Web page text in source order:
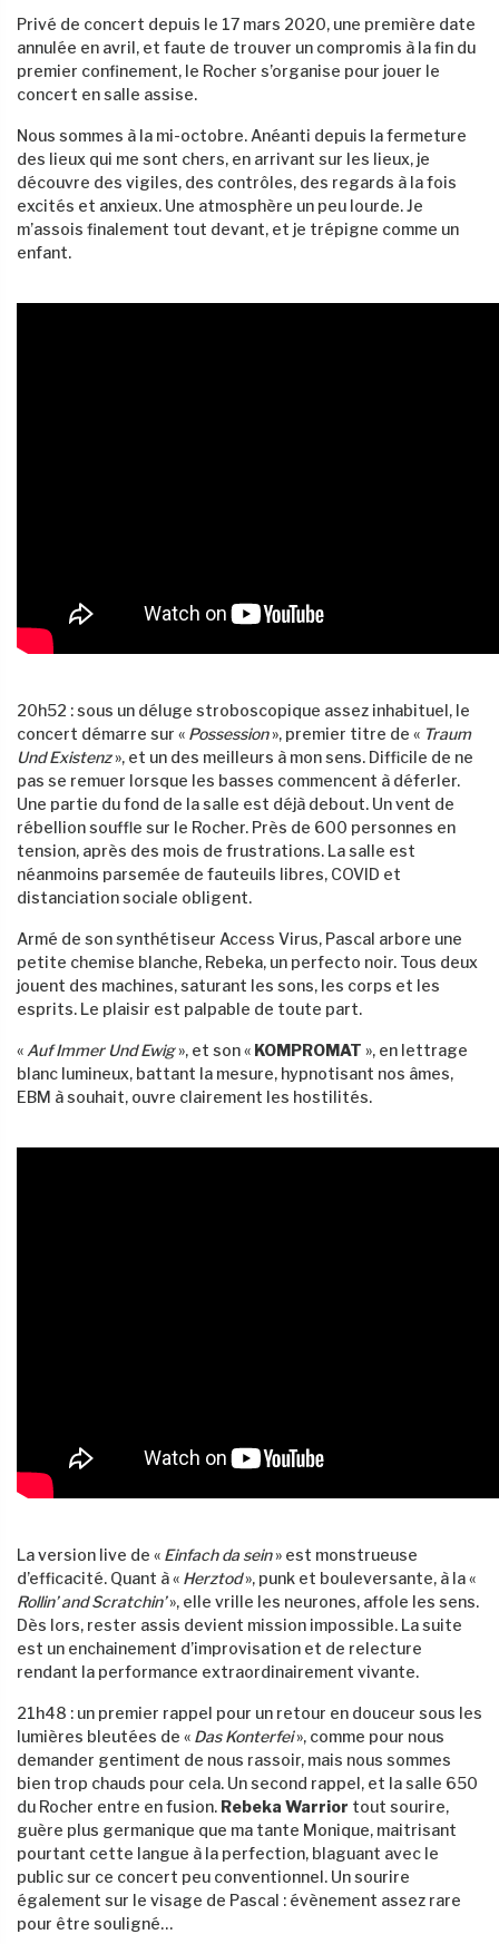
Privé de concert depuis le 17 mars 2020, une première date
annulée en avril, et faute de trouver un compromis à la fin du
premier confinement, le Rocher s’organise pour jouer le
concert en salle assise.
Nous sommes à la mi-octobre. Anéanti depuis la fermeture
des lieux qui me sont chers, en arrivant sur les lieux, je
découvre des vigiles, des contrôles, des regards à la fois
excités et anxieux. Une atmosphère un peu lourde. Je
m’assois finalement tout devant, et je trépigne comme un
enfant.
20h52 : sous un déluge stroboscopique assez inhabituel, le
concert démarre sur « Possession», premier titre de « Traum
Und Existenz», et un des meilleurs à mon sens. Difficile de ne
pas se remuer lorsque les basses commencent à déferler.
Une partie du fond de la salle est déjà debout. Un vent de
rébellion souffle sur le Rocher. Près de 600 personnes en
tension, après des mois de frustrations. La salle est
néanmoins parsemée de fauteuils libres, COVID et
distanciation sociale obligent.
Armé de son synthétiseur Access Virus, Pascal arbore une
petite chemise blanche, Rebeka, un perfecto noir. Tous deux
jouent des machines, saturant les sons, les corps et les
esprits. Le plaisir est palpable de toute part.
« Auf Immer Und Ewig», et son « KOMPROMAT », en lettrage
blanc lumineux, battant la mesure, hypnotisant nos âmes,
EBM à souhait, ouvre clairement les hostilités.
La version live de « Einfach da sein» est monstrueuse
d’efficacité. Quant à « Herztod», punk et bouleversante, à la «
Rollin’ and Scratchin’», elle vrille les neurones, affole les sens.
Dès lors, rester assis devient mission impossible. La suite
est un enchainement d’improvisation et de relecture
rendant la performance extraordinairement vivante.
21h48 : un premier rappel pour un retour en douceur sous les
lumières bleutées de « Das Konterfei», comme pour nous
demander gentiment de nous rassoir, mais nous sommes
bien trop chauds pour cela. Un second rappel, et la salle 650
du Rocher entre en fusion. Rebeka Warrior tout sourire,
guère plus germanique que ma tante Monique, maitrisant
pourtant cette langue à la perfection, blaguant avec le
public sur ce concert peu conventionnel. Un sourire
également sur le visage de Pascal : évènement assez rare
pour être souligné…